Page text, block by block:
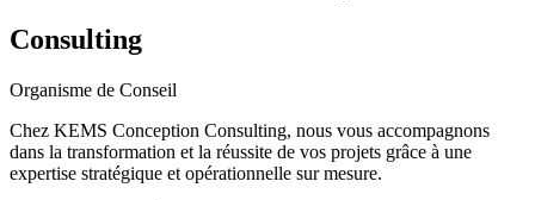
Consulting
Organisme de Conseil
Chez KEMS Conception Consulting, nous vous accompagnons
dans la transformation et la réussite de vos projets grâce à une
expertise stratégique et opérationnelle sur mesure.